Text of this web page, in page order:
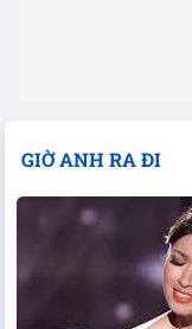
GIỜ ANH RA ĐI